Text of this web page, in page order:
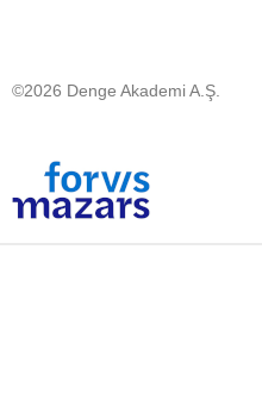
©2026 Denge Akademi A.Ş.